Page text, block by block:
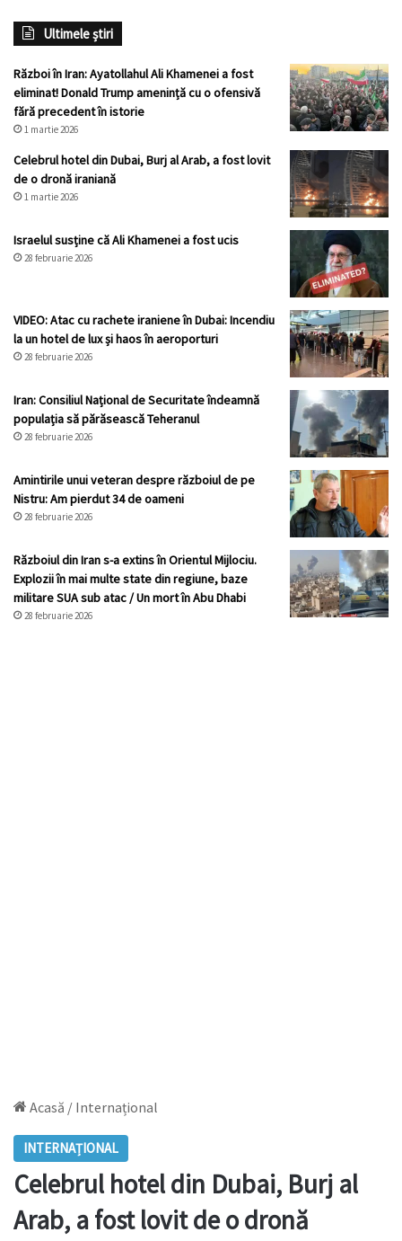
Ultimele știri
Război în Iran: Ayatollahul Ali Khamenei a fost
eliminat! Donald Trump amenință cu o ofensivă
fără precedent în istorie
1 martie 2026
Celebrul hotel din Dubai, Burj al Arab, a fost lovit
de o dronă iraniană
1 martie 2026
Israelul susține că Ali Khamenei a fost ucis
28 februarie 2026
VIDEO: Atac cu rachete iraniene în Dubai: Incendiu
la un hotel de lux și haos în aeroporturi
28 februarie 2026
Iran: Consiliul Național de Securitate îndeamnă
populația să părăsească Teheranul
28 februarie 2026
Amintirile unui veteran despre războiul de pe
Nistru: Am pierdut 34 de oameni
28 februarie 2026
Războiul din Iran s-a extins în Orientul Mijlociu.
Explozii în mai multe state din regiune, baze
militare SUA sub atac / Un mort în Abu Dhabi
28 februarie 2026